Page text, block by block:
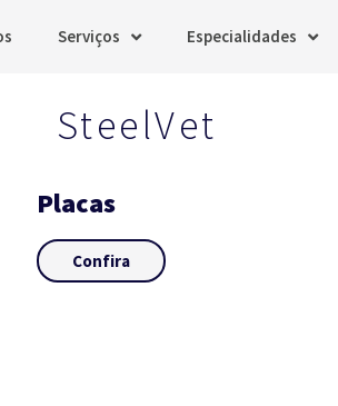
Serviços Especialidades
SteelVet
Placas
Confira